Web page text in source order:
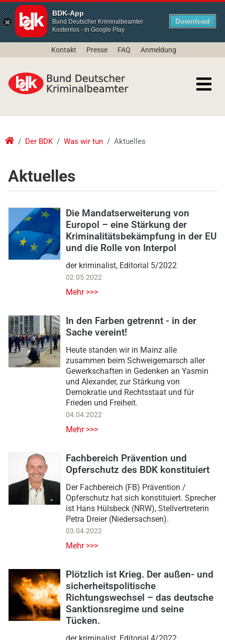
BDK-App
Bund Deutscher Kriminalbeamter
Kostenlos - in Google Play
Download
Kontakt Presse FAQ Anmeldung
Der BDK Was wir tun Aktuelles
Aktuelles
Die Mandatserweiterung von
Europol – eine Stärkung der
Kriminalitätsbekämpfung in der EU
und die Rolle von Interpol
der kriminalist, Editorial 5/2022
02.05.2022
Mehr >>>
In den Farben getrennt - in der
Sache vereint!
Heute standen wir in Mainz alle
zusammen beim Schweigemarsch aller
Gewerkschaften in Gedenken an Yasmin
und Alexander, zur Stärkung von
Demokratie und Rechtsstaat und für
Frieden und Freiheit.
04.04.2022
Mehr >>>
Fachbereich Prävention und
Opferschutz des BDK konstituiert
Der Fachbereich (FB) Prävention /
Opferschutz hat sich konstituiert. Sprecher
ist Hans Hülsbeck (NRW), Stellvertreterin
Petra Dreier (Niedersachsen).
03.04.2022
Mehr >>>
Plötzlich ist Krieg. Der außen- und
sicherheitspolitische
Richtungswechsel – das deutsche
Sanktionsregime und seine
Tücken.